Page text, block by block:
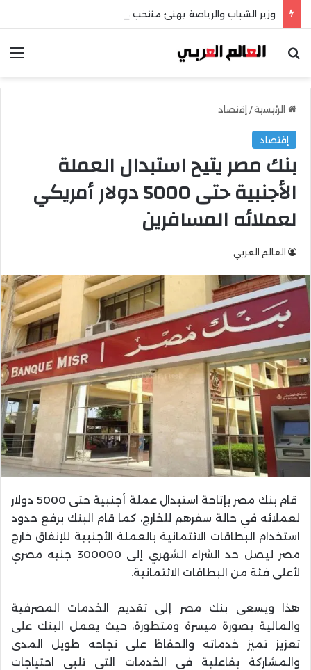
وزير الشباب والرياضة يهنئ منتخب مصر للشطرنج
بحث عن
الرئيسية/ إقتصاد
إقتصاد
بنك مصر يتيح استبدال العملة
الأجنبية حتى 5000 دولار أمريكي
لعملائه المسافرين
العالم العربي
قام بنك مصر بإتاحة استبدال عملة أجنبية حتى 5000 دولار
لعملائه في حالة سفرهم للخارج، كما قام البنك برفع حدود
استخدام البطاقات الائتمانية بالعملة الأجنبية للإنفاق خارج
مصر ليصل حد الشراء الشهري إلى 300000 جنيه مصري
لأعلى فئة من البطاقات الائتمانية.
هذا ويسعى بنك مصر إلى تقديم الخدمات المصرفية
والمالية بصورة ميسرة ومتطورة، حيث يعمل البنك على
تعزيز تميز خدماته والحفاظ على نجاحه طويل المدى
والمشاركة بفاعلية في الخدمات التي تلبي احتياجات